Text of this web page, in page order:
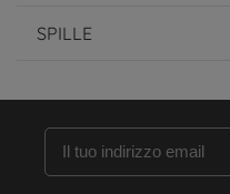
SPILLE